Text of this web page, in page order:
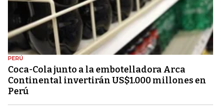
PERÚ
Coca-Cola junto a la embotelladora Arca
Continental invertirán US$1.000 millones en
Perú